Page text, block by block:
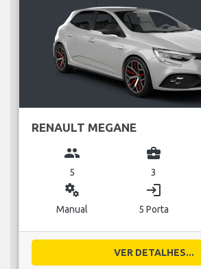
RENAULT MEGANE
group
5
business_center
3
miscellaneous_services
Manual
login
5 Porta
VER DETALHES...